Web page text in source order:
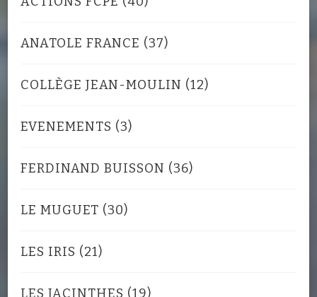
ANATOLE FRANCE (37)
COLLÈGE JEAN-MOULIN (12)
EVENEMENTS (3)
FERDINAND BUISSON (36)
LE MUGUET (30)
LES IRIS (21)
LES JACINTHES (19)